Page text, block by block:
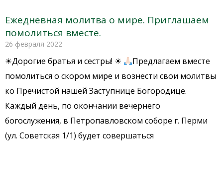
Ежедневная молитва о мире. Приглашаем
помолиться вместе.
26 февраля 2022
☀Дорогие братья и сестры! ☀
Предлагаем вместе
помолиться о скором мире и вознести свои молитвы
ко Пречистой нашей Заступнице Богородице.
Каждый день, по окончании вечернего
богослужения, в Петропавловском соборе г. Перми
(ул. Советская 1/1) будет совершаться